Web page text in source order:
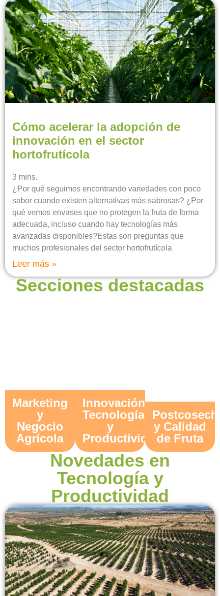
Cómo acelerar la adopción de
innovación en el sector
hortofrutícola
3 mins.
¿Por qué seguimos encontrando variedades con poco
sabor cuando existen alternativas más sabrosas? ¿Por
qué vemos envases que no protegen la fruta de forma
adecuada, incluso cuando hay tecnologías más
avanzadas disponibles?Estas son preguntas que
muchos profesionales del sector hortofrutícola
Leer más »
Secciones destacadas
Marketing
y
Negocio
Agrícola
Innovación,
Tecnología
y
Productividad
y Calidad
de Fruta
Novedades en
Tecnología y
Productividad